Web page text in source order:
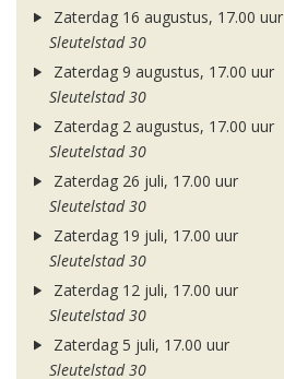
Zaterdag 16 augustus, 17.00 uur
Sleutelstad 30
Zaterdag 9 augustus, 17.00 uur
Sleutelstad 30
Zaterdag 2 augustus, 17.00 uur
Sleutelstad 30
Zaterdag 26 juli, 17.00 uur
Sleutelstad 30
Zaterdag 19 juli, 17.00 uur
Sleutelstad 30
Zaterdag 12 juli, 17.00 uur
Sleutelstad 30
Zaterdag 5 juli, 17.00 uur
Sleutelstad 30